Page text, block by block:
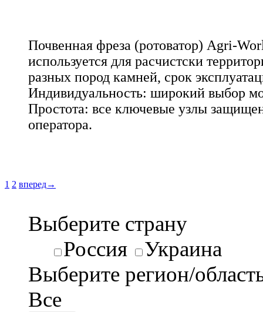
Почвенная фреза (ротоватор) Agri-
используется для расчистски
разных пород камней, срок
Индивидуальность: широкий выбор
Простота: все ключевые узлы
оператора.
1 2 вперед→
Выберите страну
Россия
Украина
Выберите регион/
Все